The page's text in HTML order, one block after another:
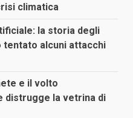
climatica
la storia degli
tentato alcuni attacchi
e il volto
distrugge la vetrina di